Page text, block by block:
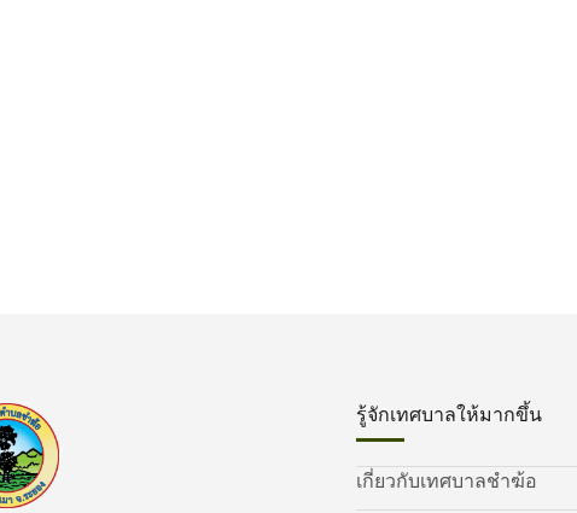
รู้จักเทศบาลให้มากขึ้น
เกี่ยวกับเทศบาลชำฆ้อ